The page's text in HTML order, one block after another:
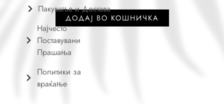
ДОДАJ ВО КОШНИЧКА
Пакување и Достава
Најчесто
Поставувани
Прашања
Политики за
враќање